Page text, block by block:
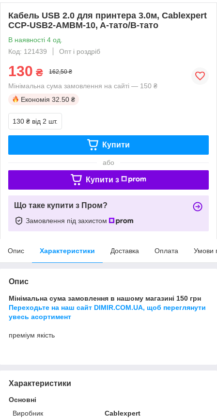
Кабель USB 2.0 для принтера 3.0м, Cablexpert
CCP-USB2-AMBM-10, A-тато/B-тато
В наявності 4 од.
Код: 121439
Опт і роздріб
130 ₴ 162,50 ₴
Мінімальна сума замовлення на сайті — 150 ₴
Економія 32.50 ₴
130 ₴ від 2 шт.
Купити
або
Купити з
Що таке купити з Пром?
Замовлення під захистом
Опис Характеристики Доставка Оплата Умови
Опис
Мінімальна сума замовлення в нашому магазині 150 грн
Переходьте на наш сайт DIMIR.COM.UA, щоб переглянути
увесь асортимент
преміум якість
Характеристики
Основні
Виробник
Cablexpert